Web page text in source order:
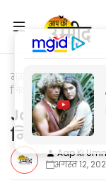
मुख्यपृष्ठ Jaunpur
निकाली गयी तिरंगा यात्रा
Jaunpur
निकाली गयी
Aap Ki
अगस्त 12,